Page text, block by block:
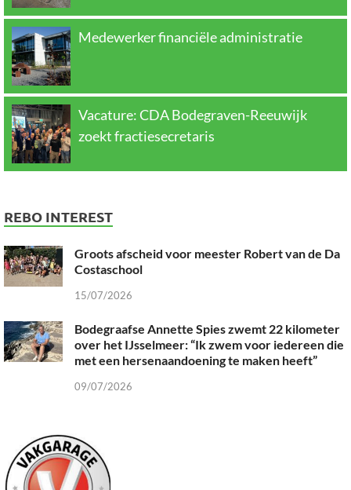
Medewerker financiële administratie
Vacature: CDA Bodegraven-Reeuwijk
zoekt fractiesecretaris
REBO INTEREST
Groots afscheid voor meester Robert van de Da
Costaschool
15/07/2026
Bodegraafse Annette Spies zwemt 22 kilometer
over het IJsselmeer: “Ik zwem voor iedereen die
met een hersenaandoening te maken heeft”
09/07/2026